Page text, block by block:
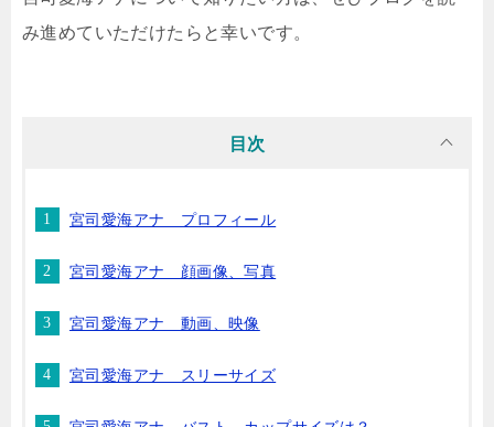
み進めていただけたらと幸いです。
目次
宮司愛海アナ プロフィール
宮司愛海アナ 顔画像、写真
宮司愛海アナ 動画、映像
宮司愛海アナ スリーサイズ